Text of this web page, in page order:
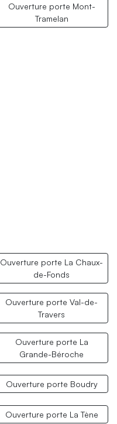
Ouverture porte Mont-
Tramelan
Ouverture porte La Chaux-
de-Fonds
Ouverture porte Val-de-
Travers
Ouverture porte La
Grande-Béroche
Ouverture porte Boudry
Ouverture porte La Tène